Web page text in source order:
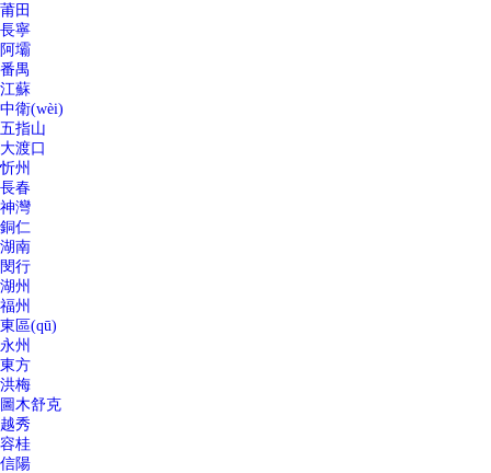
莆田
長寧
阿壩
番禺
江蘇
中衛(wèi)
五指山
大渡口
忻州
長春
神灣
銅仁
湖南
閔行
湖州
福州
東區(qū)
永州
東方
洪梅
圖木舒克
越秀
容桂
信陽